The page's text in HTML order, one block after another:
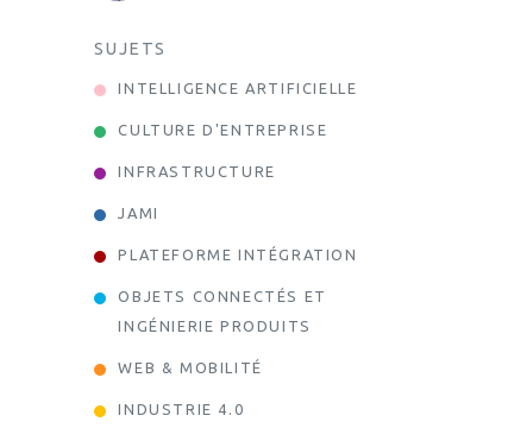
SUJETS
INTELLIGENCE ARTIFICIELLE
CULTURE D'ENTREPRISE
INFRASTRUCTURE
JAMI
PLATEFORME INTÉGRATION
OBJETS CONNECTÉS ET
INGÉNIERIE PRODUITS
WEB & MOBILITÉ
INDUSTRIE 4.0